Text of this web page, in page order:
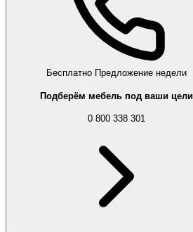
Бесплатно Предложение недели
Подберём мебель под ваши цели
0 800 338 301